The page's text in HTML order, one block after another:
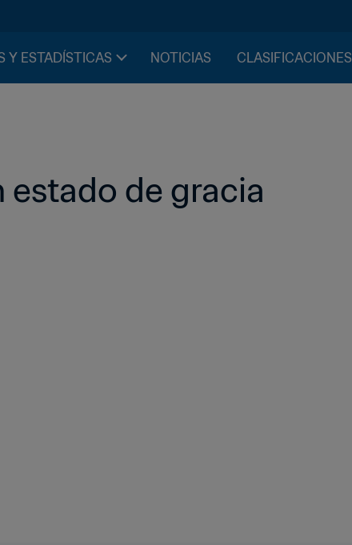
Y ESTADÍSTICAS NOTICIAS CLASIFICACIONES
estado de gracia